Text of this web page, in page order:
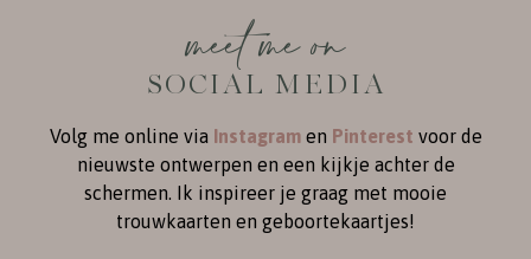
meet me on
SOCIAL MEDIA
Volg me online via Instagramen Pinterest voor de
nieuwste ontwerpen en een kijkje achter de
schermen. Ik inspireer je graag met mooie
trouwkaarten en geboortekaartjes!